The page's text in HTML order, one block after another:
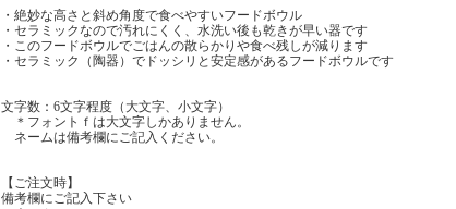
・絶妙な高さと斜め角度で食べやすいフードボウル
・セラミックなので汚れにくく、水洗い後も乾きが早い器です
・このフードボウルでごはんの散らかりや食べ残しが減ります
・セラミック（陶器）でドッシリと安定感があるフードボウルです
文字数：6文字程度（大文字、小文字）
＊フォントｆは大文字しかありません。
ネームは備考欄にご記入ください。
【ご注文時】
備考欄にご記入下さい